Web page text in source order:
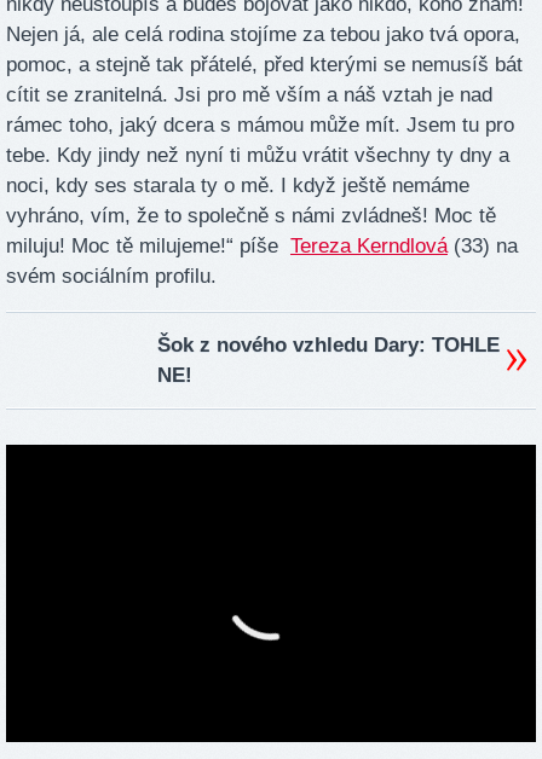
Nejen já, ale celá rodina stojíme za tebou jako tvá opora,
pomoc, a stejně tak přátelé, před kterými se nemusíš bát
cítit se zranitelná. Jsi pro mě vším a náš vztah je nad
rámec toho, jaký dcera s mámou může mít. Jsem tu pro
tebe. Kdy jindy než nyní ti můžu vrátit všechny ty dny a
noci, kdy ses starala ty o mě. I když ještě nemáme
vyhráno, vím, že to společně s námi zvládneš! Moc tě
miluju! Moc tě milujeme!“ píše Tereza Kerndlová (33) na
svém sociálním profilu.
Šok z nového vzhledu Dary: TOHLE
NE!